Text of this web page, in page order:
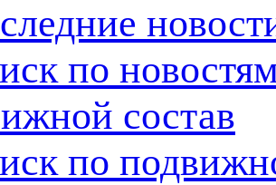
по
состав
по